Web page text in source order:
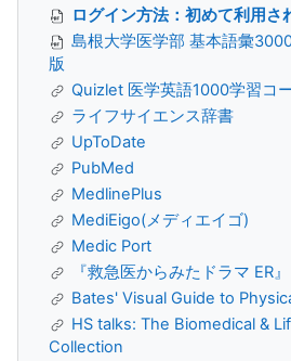
ログイン方法：初めて利用さ
島根大学医学部 基本語彙
版
Quizlet 医学英語1000学習コ
ライフサイエンス辞書
UpToDate
PubMed
MedlinePlus
MediEigo(メディエイゴ)
Medic Port
『救急医からみたドラマ ER』
Bates' Visual Guide to
HS talks: The Biomedical &
Collection